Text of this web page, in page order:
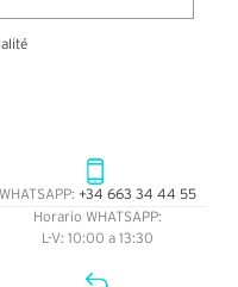
WHATSAPP: +34 663 34 44 55
Horario WHATSAPP:
L-V: 10:00 a 13:30